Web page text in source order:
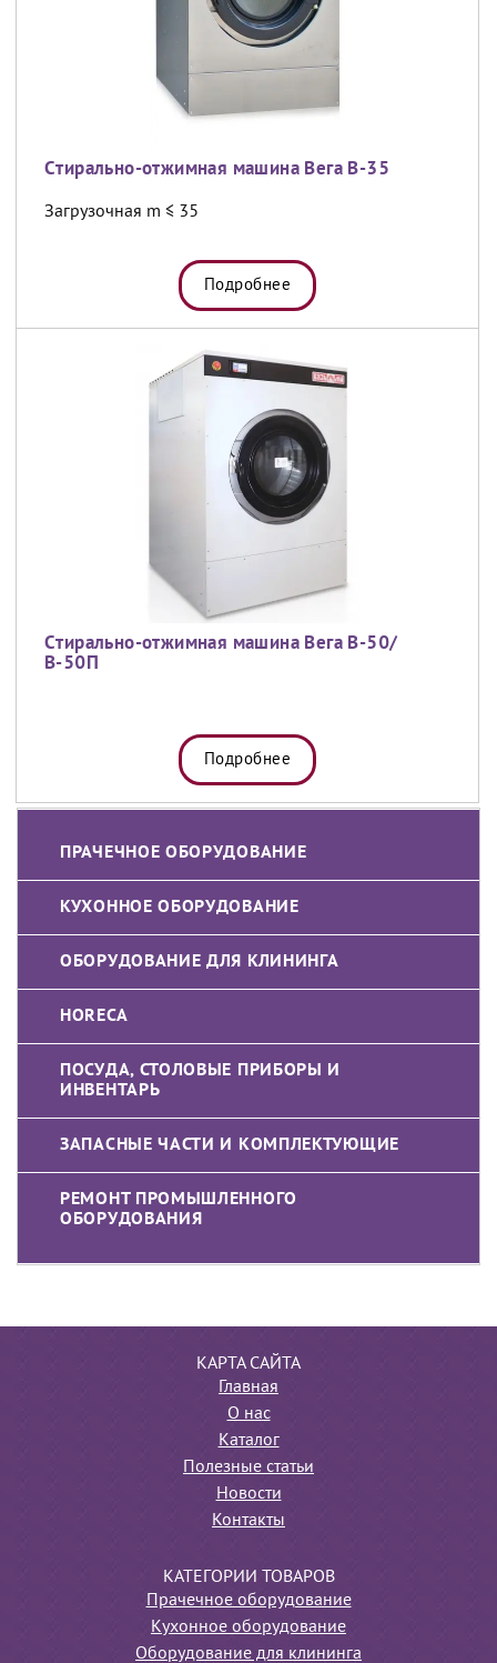
ПРАЧЕЧНОЕ ОБОРУДОВАНИЕ
КУХОННОЕ ОБОРУДОВАНИЕ
ОБОРУДОВАНИЕ ДЛЯ КЛИНИНГА
HORECA
ПОСУДА, СТОЛОВЫЕ ПРИБОРЫ И
ИНВЕНТАРЬ
ЗАПАСНЫЕ ЧАСТИ И КОМПЛЕКТУЮЩИЕ
РЕМОНТ ПРОМЫШЛЕННОГО
ОБОРУДОВАНИЯ
Cтирально-отжимная машина Вега В-35
Загрузочная m ≤ 35
Подробнее
Cтирально-отжимная машина Вега В-50/
В-50П
Подробнее
КАРТА САЙТА
Главная
О нас
Каталог
Полезные статьи
Новости
Контакты
КАТЕГОРИИ ТОВАРОВ
Прачечное оборудование
Кухонное оборудование
Оборудование для клининга